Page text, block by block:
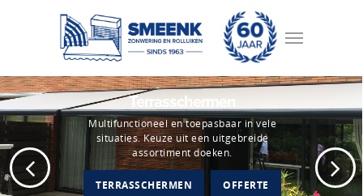
Terrasschermen
Multifunctioneel en toepasbaar in vele
situaties. Keuze uit een uitgebreide
assortiment doeken.
TERRASSCHERMEN OFFERTE